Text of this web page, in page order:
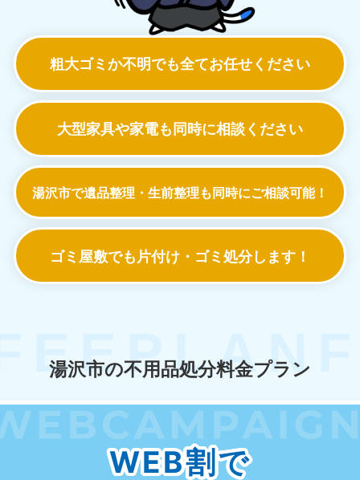
粗大ゴミか不明でも全てお任せください
大型家具や家電も同時に相談ください
湯沢市で遺品整理・生前整理も同時にご相談可能！
ゴミ屋敷でも 片付け・ゴミ処分します！
湯沢市の不用品処分料金プラン
WEB割で